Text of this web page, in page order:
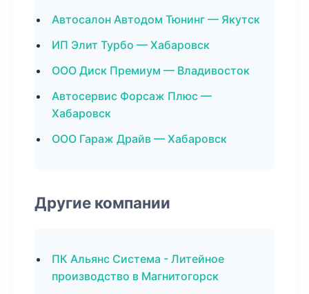
Автосалон Автодом Тюнинг — Якутск
ИП Элит Турбо — Хабаровск
ООО Диск Премиум — Владивосток
Автосервис Форсаж Плюс —
Хабаровск
ООО Гараж Драйв — Хабаровск
Другие компании
ПК Альянс Система - Литейное
производство в Магнитогорск